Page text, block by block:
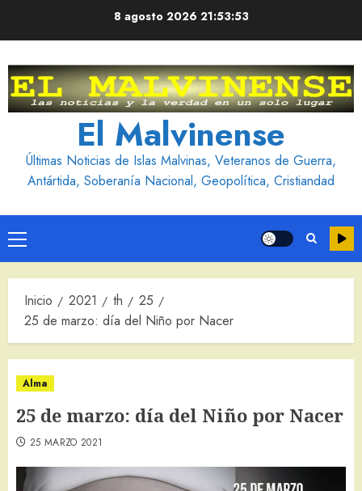
8 agosto 2026 21:53:54
El Malvinense
Últimas Noticias de Islas Malvinas, Veteranos de Guerra,
Antártida, Soberanía Nacional, Geopolítica, Cristiandad
Menú
principal
Inicio 2021 th
25
25 de marzo: día del Niño por Nacer
Alma
25 de marzo: día del Niño por Nacer
25 MARZO 2021